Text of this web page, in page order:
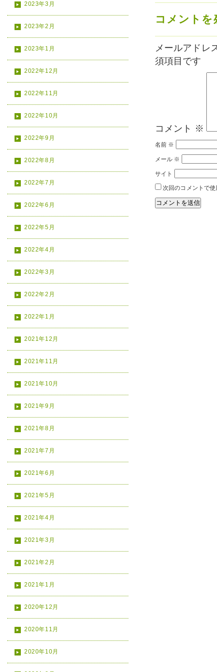
2023年3月
2023年2月
2023年1月
2022年12月
2022年11月
2022年10月
2022年9月
2022年8月
2022年7月
2022年6月
2022年5月
2022年4月
2022年3月
2022年2月
2022年1月
2021年12月
2021年11月
2021年10月
2021年9月
2021年8月
2021年7月
2021年6月
2021年5月
2021年4月
2021年3月
2021年2月
2021年1月
2020年12月
2020年11月
2020年10月
コメントを
メールアドレ
須項目です
コメント ※
名前 ※
メール ※
サイト
次回のコメントで